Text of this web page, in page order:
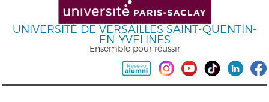
UNIVERSITÉ DE VERSAILLES SAINT-QUENTIN-
EN-YVELINES
Ensemble pour réussir